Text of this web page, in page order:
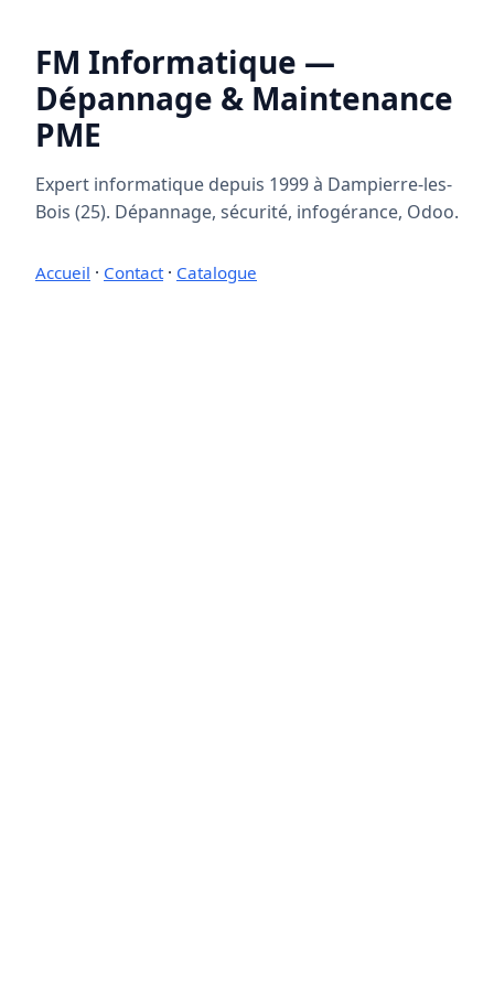
FM Informatique —
Dépannage & Maintenance
PME
Expert informatique depuis 1999 à Dampierre-les-
Bois (25). Dépannage, sécurité, infogérance, Odoo.
Accueil · Contact· Catalogue